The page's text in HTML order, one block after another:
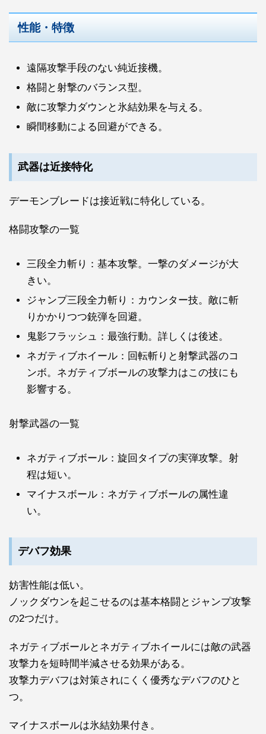
性能・特徴
遠隔攻撃手段のない純近接機。
格闘と射撃のバランス型。
敵に攻撃力ダウンと氷結効果を与える。
瞬間移動による回避ができる。
武器は近接特化
デーモンブレードは接近戦に特化している。
格闘攻撃の一覧
三段全力斬り：基本攻撃。一撃のダメージが大
きい。
ジャンプ三段全力斬り：カウンター技。敵に斬
りかかりつつ銃弾を回避。
鬼影フラッシュ：最強行動。詳しくは後述。
ネガティブホイール：回転斬りと射撃武器のコ
ンボ。ネガティブボールの攻撃力はこの技にも
影響する。
射撃武器の一覧
ネガティブボール：旋回タイプの実弾攻撃。射
程は短い。
マイナスボール：ネガティブボールの属性違
い。
デバフ効果
妨害性能は低い。
ノックダウンを起こせるのは基本格闘とジャンプ攻撃
の2つだけ。
ネガティブボールとネガティブホイールには敵の武器
攻撃力を短時間半減させる効果がある。
攻撃力デバフは対策されにくく優秀なデバフのひと
つ。
マイナスボールは氷結効果付き。